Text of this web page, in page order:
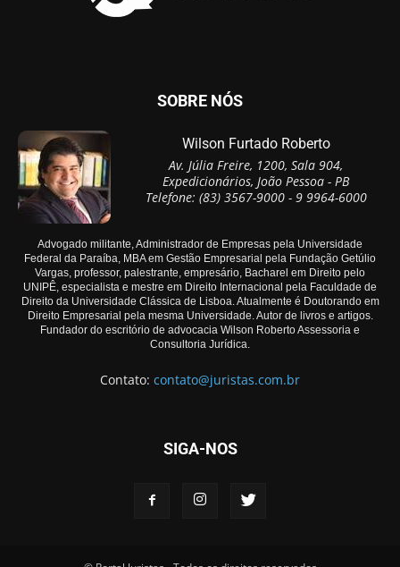
SOBRE NÓS
Wilson Furtado Roberto
Av. Júlia Freire, 1200, Sala 904,
Expedicionários, João Pessoa - PB
Telefone: (83) 3567-9000 - 9 9964-6000
Advogado militante, Administrador de Empresas pela Universidade
Federal da Paraíba, MBA em Gestão Empresarial pela Fundação Getúlio
Vargas, professor, palestrante, empresário, Bacharel em Direito pelo
UNIPÊ, especialista e mestre em Direito Internacional pela Faculdade de
Direito da Universidade Clássica de Lisboa. Atualmente é Doutorando em
Direito Empresarial pela mesma Universidade. Autor de livros e artigos.
Fundador do escritório de advocacia Wilson Roberto Assessoria e
Consultoria Jurídica.
Contato: contato@juristas.com.br
SIGA-NOS